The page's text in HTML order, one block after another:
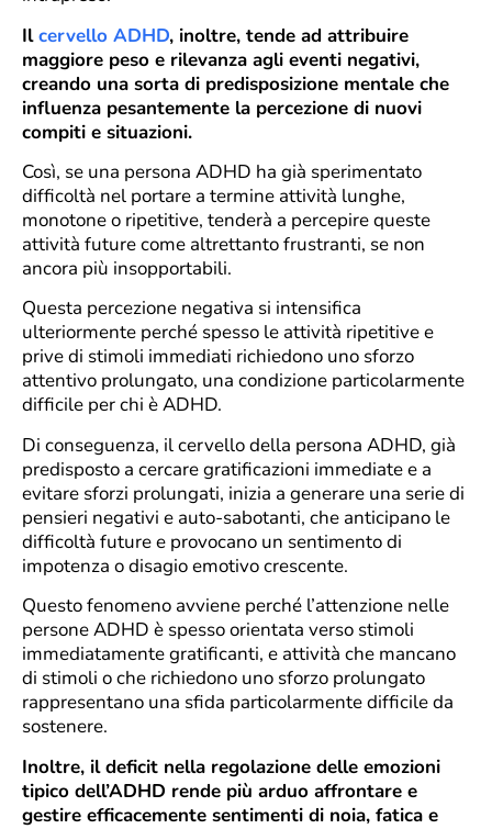
Ilcervello ADHD, inoltre, tende ad attribuire
maggiore peso e rilevanza agli eventi negativi,
creando una sorta di predisposizione mentale che
influenza pesantemente la percezione di nuovi
compiti e situazioni.
Così, se una persona ADHD ha già sperimentato
difficoltà nel portare a termine attività lunghe,
monotone o ripetitive, tenderà a percepire queste
attività future come altrettanto frustranti, se non
ancora più insopportabili.
Questa percezione negativa si intensifica
ulteriormente perché spesso le attività ripetitive e
prive di stimoli immediati richiedono uno sforzo
attentivo prolungato, una condizione particolarmente
difficile per chi è ADHD.
Di conseguenza, il cervello della persona ADHD, già
predisposto a cercare gratificazioni immediate e a
evitare sforzi prolungati, inizia a generare una serie di
pensieri negativi e auto-sabotanti, che anticipano le
difficoltà future e provocano un sentimento di
impotenza o disagio emotivo crescente.
Questo fenomeno avviene perché l’attenzione nelle
persone ADHD è spesso orientata verso stimoli
immediatamente gratificanti, e attività che mancano
di stimoli o che richiedono uno sforzo prolungato
rappresentano una sfida particolarmente difficile da
sostenere.
Inoltre, il deficit nella regolazione delle emozioni
tipico dell’ADHD rende più arduo affrontare e
gestire efficacemente sentimenti di noia, fatica e